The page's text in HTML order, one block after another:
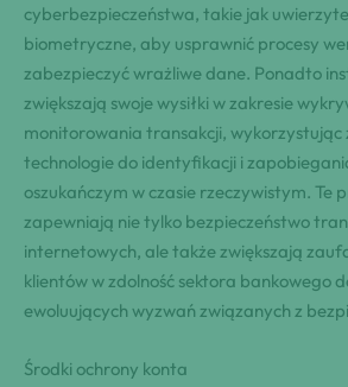
cyberbezpieczeństwa, takie jak
biometryczne, aby usprawnić procesy
zabezpieczyć wrażliwe dane. Ponadto
zwiększają swoje wysiłki w zakresie
monitorowania transakcji, wykorzystując
technologie do identyfikacji i
oszukańczym w czasie rzeczywistym. Te
zapewniają nie tylko bezpieczeństwo
internetowych, ale także zwiększają
klientów w zdolność sektora bankowego
ewoluujących wyzwań związanych z
Środki ochrony konta